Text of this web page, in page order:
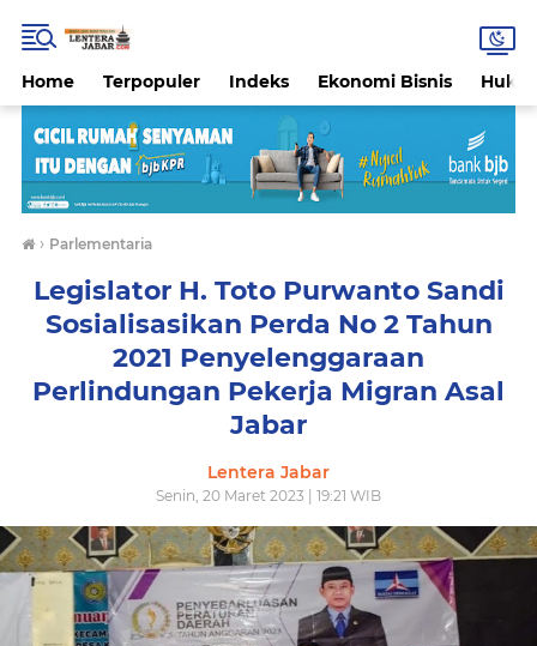
Home Terpopuler Indeks Ekonomi Bisnis
› Parlementaria
Legislator H. Toto Purwanto Sandi
Sosialisasikan Perda No 2 Tahun
2021 Penyelenggaraan
Perlindungan Pekerja Migran Asal
Jabar
Lentera Jabar
Senin, 20 Maret 2023 | 19:21 WIB